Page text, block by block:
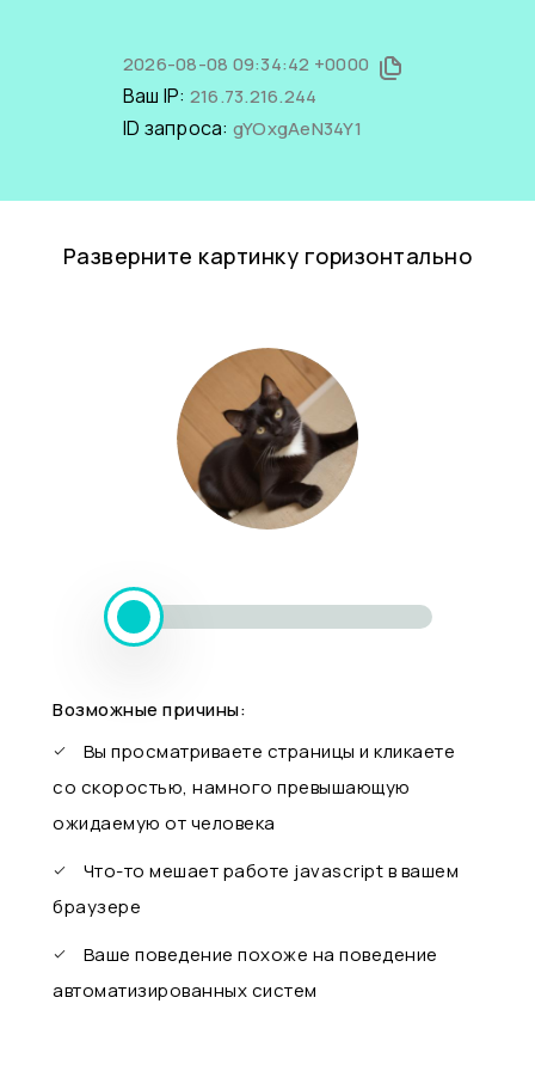
2026-08-08 09:34:42 +0000
Ваш IP: 216.73.216.244
ID запроса: gYOxgAeN34Y1
Разверните картинку горизонтально
Возможные причины:
Вы просматриваете страницы и кликаете
со скоростью, намного превышающую
ожидаемую от человека
Что-то мешает работе javascript в вашем
браузере
Ваше поведение похоже на поведение
автоматизированных систем